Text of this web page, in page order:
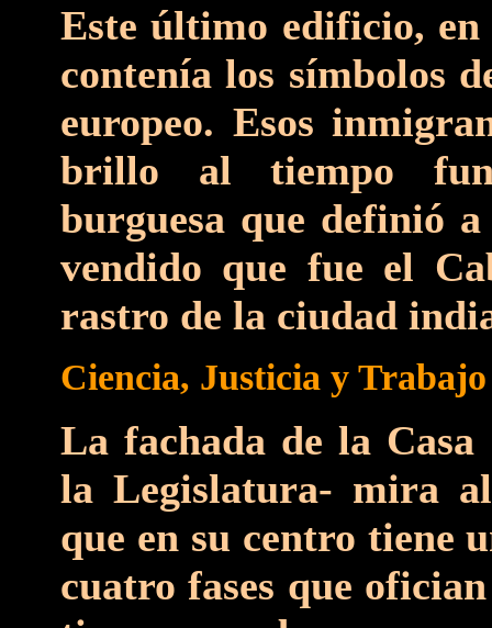
Este último edificio,
contenía los símbolos
europeo. Esos
brillo al tiempo
burguesa que definió
vendido que fue el
rastro de la ciudad
Ciencia, Justicia y Trabajo
La fachada de la
la Legislatura- mira
que en su centro tiene
cuatro fases que